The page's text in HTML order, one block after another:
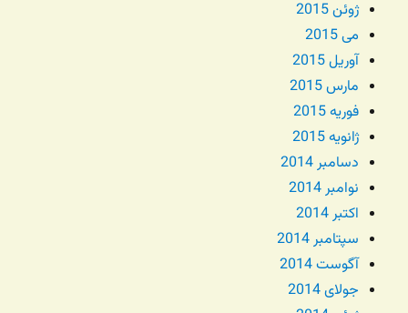
ژوئن 2015
می 2015
آوریل 2015
مارس 2015
فوریه 2015
ژانویه 2015
دسامبر 2014
نوامبر 2014
اکتبر 2014
سپتامبر 2014
آگوست 2014
جولای 2014